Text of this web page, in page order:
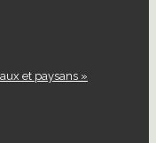
et paysans »